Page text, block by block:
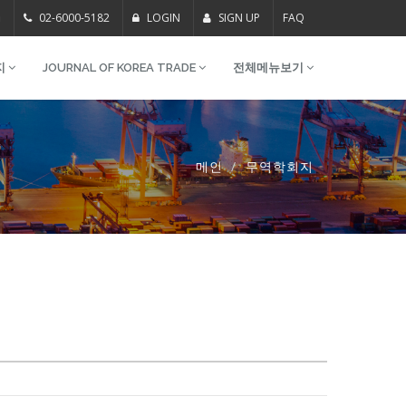
02-6000-5182 LOGIN SIGN UP FAQ
JOURNAL OF KOREA TRADE 전체메뉴보기
메인 무역학회지